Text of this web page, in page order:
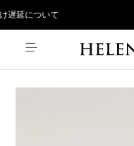
延について